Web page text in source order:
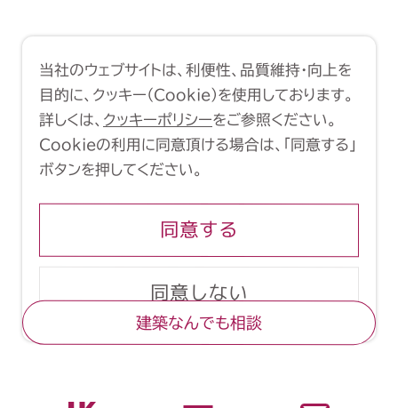
建築なんでも相談
Copyright (C) 1998-2026 Yasui
Architects & Engineers, Inc.
当社のウェブサイトは、利便性、品質維持・向上を
目的に、クッキー（Cookie）を使用しております。
詳しくは、 クッキーポリシーをご参照ください。
Cookieの利用に同意頂ける場合は、「同意する」
ボタンを押してください。
同意する
同意しない